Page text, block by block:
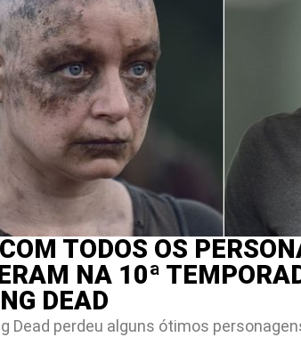
TODOS OS
NA 10ª
DEAD
Dead perdeu alguns ótimos